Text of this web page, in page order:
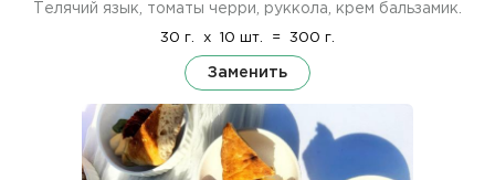
Телячий язык, томаты черри, руккола, крем бальзамик.
30 г. x 10 шт. = 300 г.
Заменить